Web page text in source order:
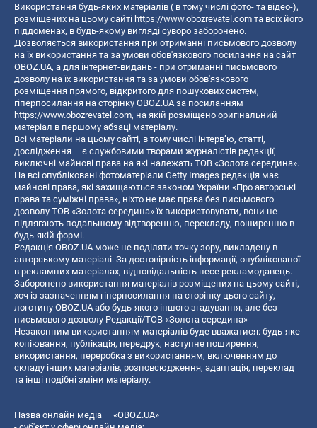
Використання будь-яких матеріалів ( в тому числі фото- та відео-),
розміщених на цьому сайті https://www.obozrevatel.com та всіх його
піддоменах, в будь-якому вигляді суворо заборонено.
Дозволяється використання при отриманні письмового дозволу
на їх використання та за умови обов'язкового посилання на сайт
OBOZ.UA, а для інтернет-видань - при отриманні письмового
дозволу на їх використання та за умови обов'язкового
розміщення прямого, відкритого для пошукових систем,
гіперпосилання на сторінку OBOZ.UA за посиланням
https://www.obozrevatel.com, на якій розміщено оригінальний
матеріал в першому абзаці матеріалу.
Всі матеріали на цьому сайті, в тому числі інтерв’ю, статті,
дослідження – є службовими творами журналістів редакції,
виключні майнові права на які належать ТОВ «Золота середина».
На всі опубліковані фотоматеріали Getty Images редакція має
майнові права, які захищаються законом України «Про авторські
права та суміжні права», ніхто не має права без письмового
дозволу ТОВ «Золота середина» їх використовувати, вони не
підлягають подальшому відтворенню, перекладу, поширенню в
будь-якій формі.
Редакція OBOZ.UA може не поділяти точку зору, викладену в
авторському матеріалі. За достовірність інформації, опублікованої
в рекламних матеріалах, відповідальність несе рекламодавець.
Заборонено використання матеріалів розміщених на цьому сайті,
хоч із зазначенням гіперпосилання на сторінку цього сайту,
логотипу OBOZ.UA або будь-якого іншого згадування, але без
письмового дозволу Редакції/ТОВ «Золота середина»
Незаконним використанням матеріалів буде вважатися: будь-яке
копiювання, публiкацiя, передрук, наступне поширення,
використання, переробка з використанням, включенням до
складу інших матеріалів, розповсюдження, адаптація, переклад
та інші подібні зміни матеріалу.
Назва онлайн медіа — «OBOZ.UA»